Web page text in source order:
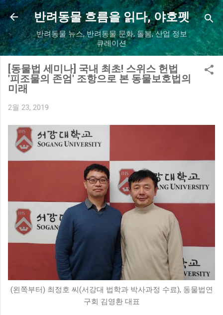
기본 콘텐츠로 건너뛰기
반려동물 흐름을 읽다, 야호펫
반려동물 뉴스, 반려동물 문화, 돌봄, 산업 정보
큐레이션
[동물법 세미나] 국내 최초! 스위스 헌법
'피조물의 존엄' 조항으로 본 동물보호법의
미래
2월 23, 2019
(왼쪽부터) 최정호 씨(서강대 법학과 박사과정 수료), 동물법연
구회 김영환 대표